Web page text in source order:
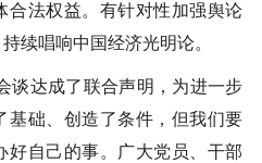
合法权益。有针对性加强舆论
续唱响中国经济光明论。
达成了联合声明，为进一步
基础、创造了条件，但我们要
好自己的事。广大党员、干部